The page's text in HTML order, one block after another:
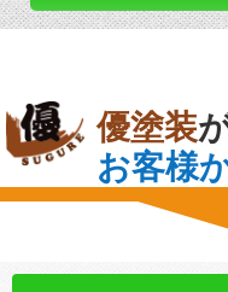
優塗装
お客様